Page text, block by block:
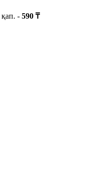
қап. - 590 ₸